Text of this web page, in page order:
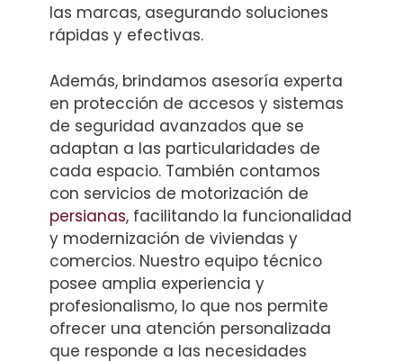
las marcas, asegurando soluciones
rápidas y efectivas.
Además, brindamos asesoría experta
en protección de accesos y sistemas
de seguridad avanzados que se
adaptan a las particularidades de
cada espacio. También contamos
con servicios de motorización de
persianas, facilitando la funcionalidad
y modernización de viviendas y
comercios. Nuestro equipo técnico
posee amplia experiencia y
profesionalismo, lo que nos permite
ofrecer una atención personalizada
que responde a las necesidades